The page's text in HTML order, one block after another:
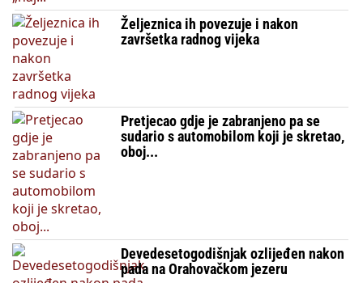
Željeznica ih povezuje i nakon
završetka radnog vijeka
Pretjecao gdje je zabranjeno pa se
sudario s automobilom koji je skretao,
oboj...
Devedesetogodišnjak ozlijeđen nakon
pada na Orahovačkom jezeru